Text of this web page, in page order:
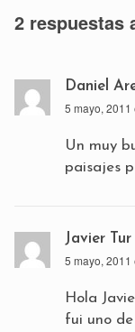
2 respuestas
Daniel
5 mayo, 2011
Un muy
paisajes
Javier Tur
5 mayo, 2011
Hola
fui uno